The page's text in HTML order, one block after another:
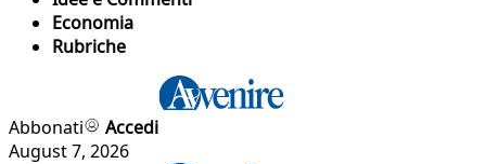
Economia
Rubriche
Abbonati
Accedi
August 7, 2026